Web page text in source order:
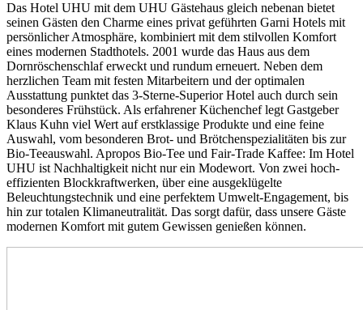
Das Hotel UHU mit dem UHU Gästehaus gleich nebenan bietet
seinen Gästen den Charme eines privat geführten Garni Hotels mit
persönlicher Atmosphäre, kombiniert mit dem stilvollen Komfort
eines modernen Stadthotels. 2001 wurde das Haus aus dem
Dornröschenschlaf erweckt und rundum erneuert. Neben dem
herzlichen Team mit festen Mitarbeitern und der optimalen
Ausstattung punktet das 3-Sterne-Superior Hotel auch durch sein
besonderes Frühstück. Als erfahrener Küchenchef legt Gastgeber
Klaus Kuhn viel Wert auf erstklassige Produkte und eine feine
Auswahl, vom besonderen Brot- und Brötchenspezialitäten bis zur
Bio-Teeauswahl. Apropos Bio-Tee und Fair-Trade Kaffee: Im Hotel
UHU ist Nachhaltigkeit nicht nur ein Modewort. Von zwei hoch-
effizienten Blockkraftwerken, über eine ausgeklügelte
Beleuchtungstechnik und eine perfektem Umwelt-Engagement, bis
hin zur totalen Klimaneutralität. Das sorgt dafür, dass unsere Gäste
modernen Komfort mit gutem Gewissen genießen können.